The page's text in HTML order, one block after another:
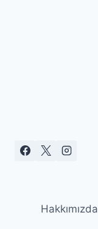
Hakkımızda